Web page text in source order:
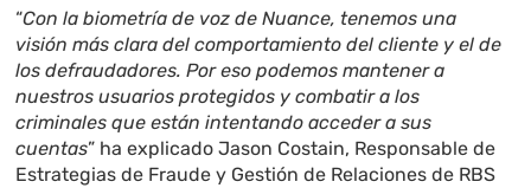
“Con la biometría de voz de Nuance, tenemos una
visión más clara del comportamiento del cliente y el de
los defraudadores. Por eso podemos mantener a
nuestros usuarios protegidos y combatir a los
criminales que están intentando acceder a sus
cuentas” ha explicado Jason Costain, Responsable de
Estrategias de Fraude y Gestión de Relaciones de RBS